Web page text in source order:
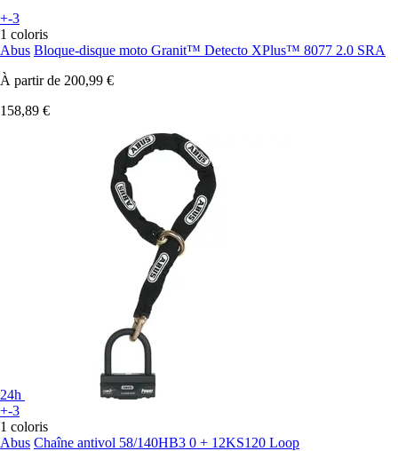
+-3
1 coloris
Abus Bloque-disque moto Granit™ Detecto XPlus™ 8077 2.0 SRA
À partir de 200,99 €
158,89 €
24h
+-3
1 coloris
Abus Chaîne antivol 58/140HB3 0 + 12KS120 Loop